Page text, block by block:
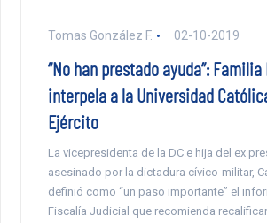
Tomas González F. 02-10-2019
“No han prestado ayuda”: Familia
interpela a la Universidad
Ejército
La vicepresidenta de la DC e hija del ex
asesinado por la dictadura cívico-militar,
definió como “un paso importante” el
Fiscalía Judicial que recomienda